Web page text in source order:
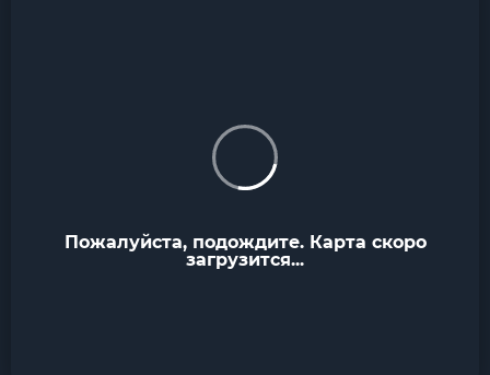
Пожалуйста, подождите. Карта скоро
загрузится...